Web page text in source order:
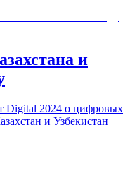
и
Digital 2024 о цифровых
и Узбекистан